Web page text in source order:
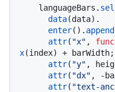
    languageBars.
data(data).
enter(). append
attr( "x" ,
x(index) +
attr( "y" ,
attr( "dx" , -
attr( "text-